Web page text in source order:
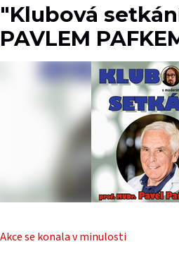
"Klubová
PAVLEM
Akce se konala v minulosti